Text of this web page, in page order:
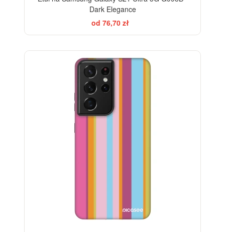
Dark Elegance
od 76,70 zł